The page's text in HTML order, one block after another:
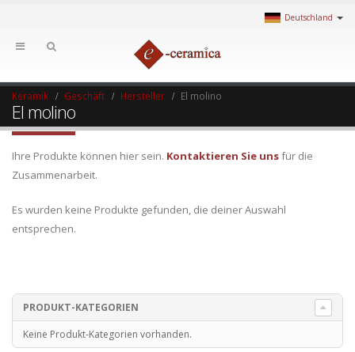
Deutschland
Keramik Geschäft Hersteller El molino
El molino
Ihre Produkte können hier sein. Kontaktieren Sie unsfür die
Zusammenarbeit.
Es wurden keine Produkte gefunden, die deiner Auswahl
entsprechen.
PRODUKT-KATEGORIEN
Keine Produkt-Kategorien vorhanden.